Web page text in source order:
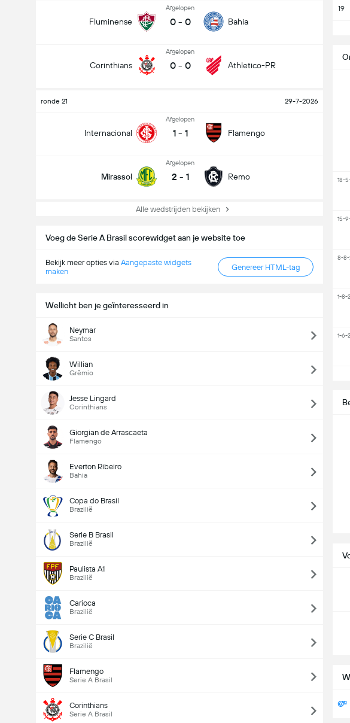
Fluminense
Afgelopen
0 - 0 Bahia
Corinthians
Afgelopen
0 - 0 Athletico-PR
ronde 21 29-7-2026
Internacional
Afgelopen
1 - 1 Flamengo
Mirassol
Afgelopen
2 - 1 Remo
Alle wedstrijden bekijken
Voeg de Serie A Brasil scorewidget aan je website toe
Bekijk meer opties via Aangepaste widgets
maken
Genereer HTML-tag
Wellicht ben je geïnteresseerd in
Neymar
Santos
Willian
Grêmio
Jesse Lingard
Corinthians
Giorgian de Arrascaeta
Flamengo
Everton Ribeiro
Bahia
Copa do Brasil
Brazilië
Serie B Brasil
Brazilië
Paulista A1
Brazilië
Carioca
Brazilië
Serie C Brasil
Brazilië
Flamengo
Serie A Brasil
Corinthians
Serie A Brasil
19
18-
15-
8-8-
1-8-
1-6-